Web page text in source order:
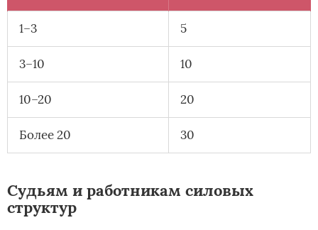
1–3 5
3–10 10
10–20 20
Более 20 30
Судьям и работникам силовых
структур